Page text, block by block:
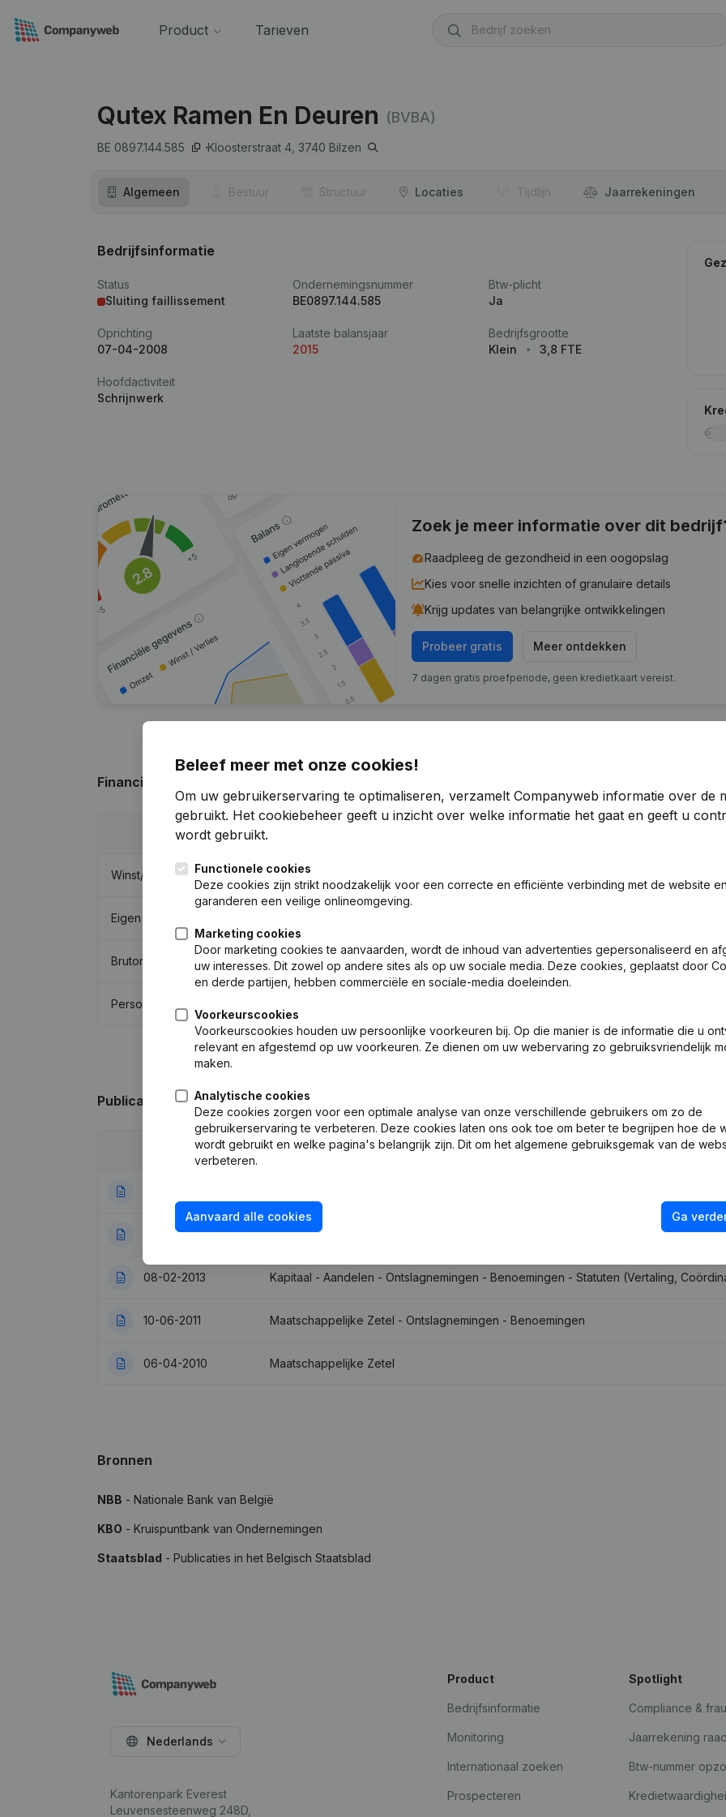
Product Tarieven
Qutex Ramen En Deuren (BVBA)
BE 0897.144.585 Kloosterstraat 4, 3740 Bilzen
Algemeen Bestuur Structuur Locaties Tijdlijn Jaar­rekeningen
Bedrijfsinformatie
Status
Sluiting faillissement
Ondernemingsnummer
BE0897.144.585
Btw-plicht
Ja
Oprichting
07-04-2008
Laatste balansjaar
2015
Bedrijfsgrootte
Klein
3,8 FTE
Hoofdactiviteit
Schrijnwerk
Zoek je meer informatie over dit
Raadpleeg de gezondheid in een oogopslag
Kies voor snelle inzichten of granulaire details
Krijg updates van belangrijke ontwikkelingen
Probeer gratis Meer ontdekken
7 dagen gratis proefperiode, geen kredietkaart vereist.
Financiële gegevens
Winst/Verlies
Eigen vermogen
Brutomarge €277.626 184,54% €97.571 81,66%
Personeel
Publicaties van Qutex Ramen En Deuren
Publicatie
10-10-2013 Ontslagnemingen - Benoemingen
08-02-2013 Kapitaal - Aandelen - Ontslagnemingen - Benoemingen - Statuten (Vertaling,
10-06-2011 Maatschappelijke Zetel - Ontslagnemingen - Benoemingen
06-04-2010 Maatschappelijke Zetel
Bronnen
NBB - Nationale Bank van België
KBO - Kruispuntbank van Ondernemingen
Staatsblad - Publicaties in het Belgisch Staatsblad
Beleef meer met onze cookies!
Om uw gebruikerservaring te optimaliseren, verzamelt Companyweb informatie over de
gebruikt. Het cookiebeheer geeft u inzicht over welke informatie het gaat en geeft u
wordt gebruikt.
Functionele cookies
Deze cookies zijn strikt noodzakelijk voor een correcte en efficiënte verbinding met de website en
garanderen een veilige onlineomgeving.
Marketing cookies
Door marketing cookies te aanvaarden, wordt de inhoud van advertenties gepersonaliseerd en
uw interesses. Dit zowel op andere sites als op uw sociale media. Deze cookies, geplaatst door
en derde partijen, hebben commerciële en sociale-media doeleinden.
Voorkeurscookies
Voorkeurscookies houden uw persoonlijke voorkeuren bij. Op die manier is de informatie die u
relevant en afgestemd op uw voorkeuren. Ze dienen om uw webervaring zo gebruiksvriendelijk
maken.
Analytische cookies
Deze cookies zorgen voor een optimale analyse van onze verschillende gebruikers om zo de
gebruikerservaring te verbeteren. Deze cookies laten ons ook toe om beter te begrijpen hoe de
wordt gebruikt en welke pagina's belangrijk zijn. Dit om het algemene gebruiksgemak van de
verbeteren.
Aanvaard alle cookies Ga
Nederlands
Kantorenpark Everest
Leuvensesteenweg 248D,
Product
Bedrijfsinformatie
Monitoring
Internationaal zoeken
Prospecteren
Spotlight
Compliance &
Jaarrekening
Btw-nummer